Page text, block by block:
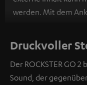
werden. Mit dem
personenbezogene
übermittelt werden.
Druckvoller
Der ROCKSTER GO
Sound, der